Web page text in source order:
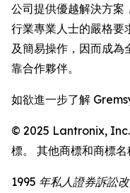
公司提供優越解決方案
行業專業人士的嚴格要
及簡易操作，因而成為
靠合作夥伴。
如欲進一步了解
© 2025 Lantronix,
標。 其他商標和商標名
1995 年私人證券訴訟